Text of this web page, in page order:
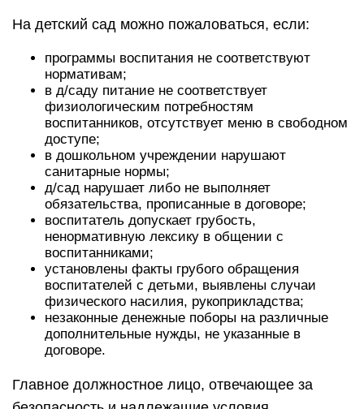
На детский сад можно пожаловаться, если:
программы воспитания не соответствуют
нормативам;
в д/саду питание не соответствует
физиологическим потребностям
воспитанников, отсутствует меню в свободном
доступе;
в дошкольном учреждении нарушают
санитарные нормы;
д/сад нарушает либо не выполняет
обязательства, прописанные в договоре;
воспитатель допускает грубость,
ненормативную лексику в общении с
воспитанниками;
установлены факты грубого обращения
воспитателей с детьми, выявлены случаи
физического насилия, рукоприкладства;
незаконные денежные поборы на различные
дополнительные нужды, не указанные в
договоре.
Главное должностное лицо, отвечающее за